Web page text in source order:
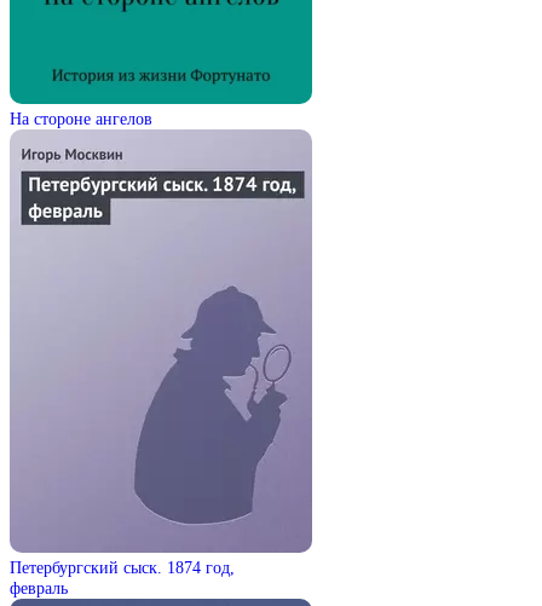
На стороне ангелов
Петербургский сыск. 1874 год,
февраль